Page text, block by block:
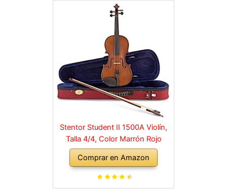
Stentor Student II 1500A Violín,
Talla 4/4, Color Marrón Rojo
Comprar en Amazon